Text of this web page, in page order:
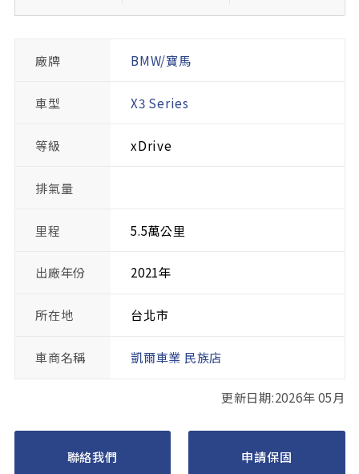
廠牌 BMW/寶馬
車型 X3 Series
等級 xDrive
排氣量
里程 5.5萬公里
出廠年份 2021年
所在地 台北市
車商名稱 凱爾車業 民族店
更新日期:2026年 05月
聯絡我們 申請保固